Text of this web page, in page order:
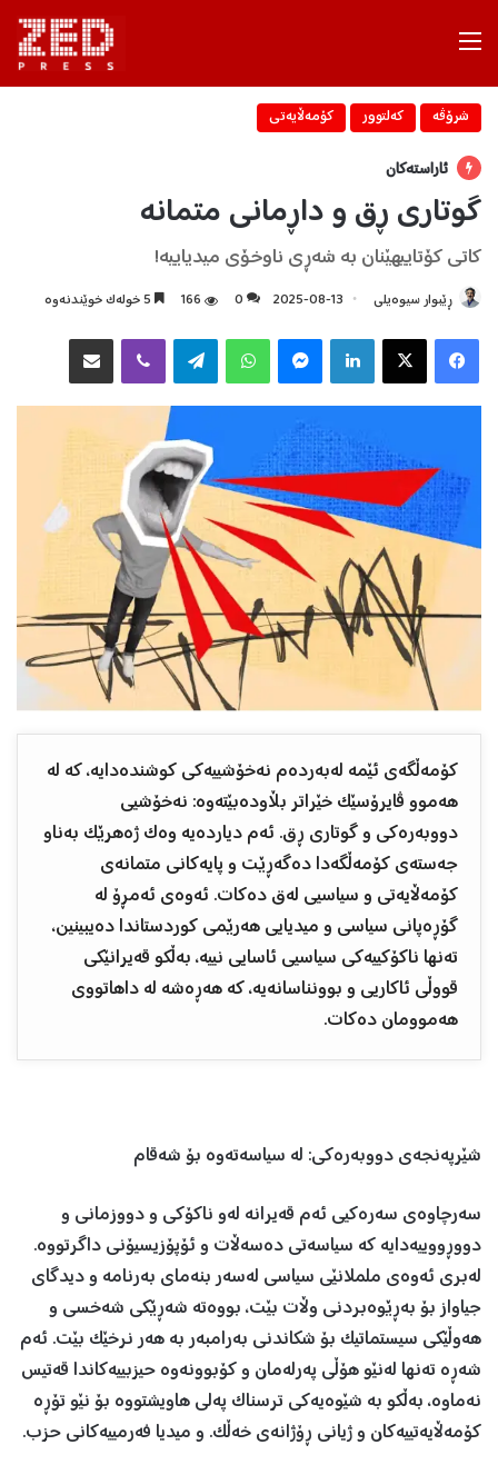
شرۆڤه‌ كه‌لتوور كۆمه‌ڵایه‌تی
ئاراستەکان
گوتاری ڕق و داڕمانی متمانە
کاتی کۆتاییهێنان بە شەڕی ناوخۆی میدیاییە!
ڕێبوار سیوەیلی 2025-08-13
0
166
X
Telegram
کۆمەڵگەی ئێمە لەبەردەم نەخۆشییەکی کوشندەدایە، کە لە
هەموو ڤایرۆسێک خێراتر بڵاودەبێتەوە: نەخۆشیی
دووبەرەکی و گوتاری ڕق. ئەم دیاردەیە وەک ژەهرێک بەناو
جەستەی کۆمەڵگەدا دەگەڕێت و پایەکانی متمانەی
کۆمەڵایەتی و سیاسیی لەق دەکات. ئەوەی ئەمڕۆ لە
گۆڕەپانی سیاسی و میدیایی هەرێمی کوردستاندا دەیبینین،
تەنها ناکۆکییەکی سیاسیی ئاسایی نییە، بەڵکو قەیرانێکی
قووڵی ئاكاریی و بوونناسانەیە، کە هەڕەشە لە داهاتووی
هەموومان دەکات.
شێرپەنجەی دووبەرەکی: لە سیاسەتەوە بۆ شەقام
سەرچاوەی سەرەکیی ئەم قەیرانە لەو ناکۆکی و دووزمانی و
دووڕووییەدایە کە سیاسەتی دەسەڵات و ئۆپۆزیسیۆنی داگرتووە.
لەبری ئەوەی ململانێی سیاسی لەسەر بنەمای بەرنامە و دیدگای
جیاواز بۆ بەڕێوەبردنی وڵات بێت، بووەتە شەڕێکی شەخسی و
هەوڵێکی سیستماتیک بۆ شکاندنی بەرامبەر بە هەر نرخێک بێت. ئەم
شەڕە تەنها لەنێو هۆڵی پەرلەمان و کۆبوونەوە حیزبییەکاندا قەتیس
نەماوە، بەڵکو بە شێوەیەکی ترسناک پەلی هاویشتووە بۆ نێو تۆڕە
کۆمەڵایەتییەکان و ژیانی ڕۆژانەی خەڵک. و میدیا فەرمییەكانی حزب.